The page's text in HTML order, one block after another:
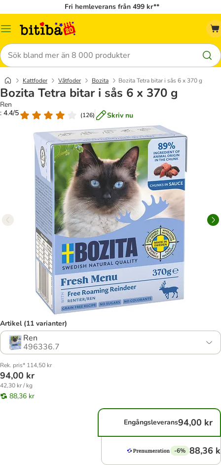
Fri hemleverans från 499 kr**
Meny
Sök
Kattfoder Våtfoder Bozita Bozita Tetra bitar i sås 6 x 370 g
Bozita Tetra bitar i sås 6 x 370 g
Ren
: 4.4/5
(126) Skriv nu
Artikel (11 varianter)
Ren
496336.7
Rek. pris* 114,50 kr
94,00 kr
42,30 kr / kg
88,36 kr
Engångsleverans94,00 kr
-6% 88,36